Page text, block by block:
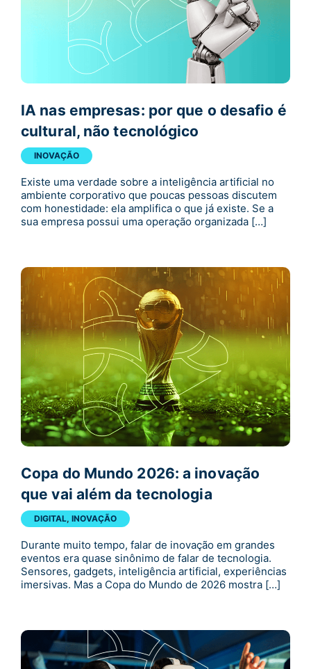
IA nas empresas: por que o desafio é
cultural, não tecnológico
INOVAÇÃO
Existe uma verdade sobre a inteligência artificial no
ambiente corporativo que poucas pessoas discutem
com honestidade: ela amplifica o que já existe. Se a
sua empresa possui uma operação organizada […]
Copa do Mundo 2026: a inovação
que vai além da tecnologia
DIGITAL, INOVAÇÃO
Durante muito tempo, falar de inovação em grandes
eventos era quase sinônimo de falar de tecnologia.
Sensores, gadgets, inteligência artificial, experiências
imersivas. Mas a Copa do Mundo de 2026 mostra […]